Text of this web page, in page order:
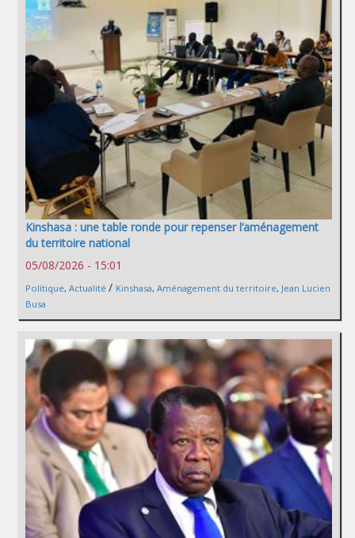
Kinshasa : une table ronde pour repenser l’aménagement
du territoire national
05/08/2026 - 15:01
Politique, Actualité / Kinshasa, Aménagement du territoire, Jean Lucien
Busa